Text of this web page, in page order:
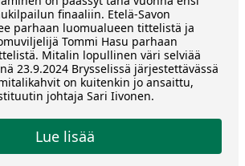
finaaliin. Etelä-Savon
parhaan luomualueen tittelistä ja
Tommi Hasu parhaan
Mitalin lopullinen väri selviää
23.9.2024 Brysselissä järjestettävässä
on kuitenkin jo ansaittu,
johtaja Sari Iivonen.
Lue lisää